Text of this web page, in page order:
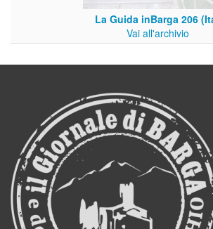
La Guida inBarga 206
Vai all'archivio